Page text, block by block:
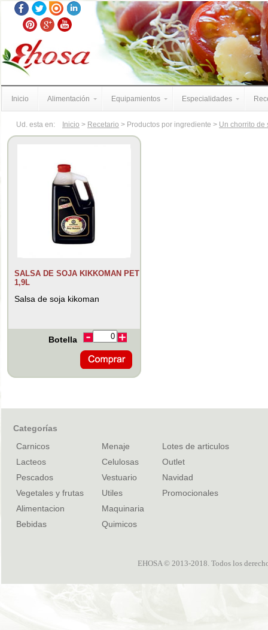
Inicio Alimentación Equipamientos Especialidades
Ud. esta en: Inicio > Recetario > Productos por ingrediente > Un chorrito de
SALSA DE SOJA KIKKOMAN PET
1,9L
Salsa de soja kikoman
Botella
Categorías
Carnicos
Lacteos
Pescados
Vegetales y frutas
Alimentacion
Bebidas
Menaje
Celulosas
Vestuario
Utiles
Maquinaria
Quimicos
Lotes de articulos
Outlet
Navidad
Promocionales
EHOSA © 2013-2018. Todos los